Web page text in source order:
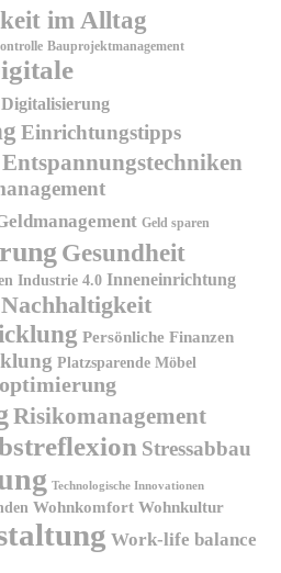
im Alltag
Bauprojektmanagement
Digitalisierung
Einrichtungstipps
Entspannungstechniken
Geld sparen
Gesundheit
Industrie 4.0 Inneneinrichtung
Nachhaltigkeit
Persönliche Finanzen
Platzsparende Möbel
Risikomanagement
Stressabbau
Technologische Innovationen
Wohnkomfort Wohnkultur
Work-life balance